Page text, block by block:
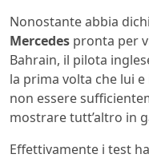
Nonostante abbia
Mercedes pronta per
Bahrain, il pilota
la prima volta che lui
non essere
mostrare tutt’altro in
Effettivamente i test